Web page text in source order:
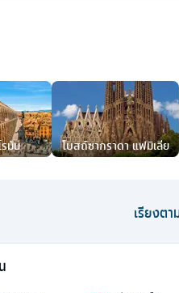
มัน โบสถ์ซากราดา แฟมิเลีย
เรียงตา